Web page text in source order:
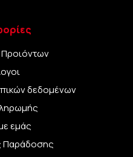
δεδομένων
εμάς
Παράδοσης